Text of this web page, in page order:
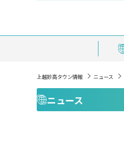
上越妙高タウン情報 ニュース
ニュース